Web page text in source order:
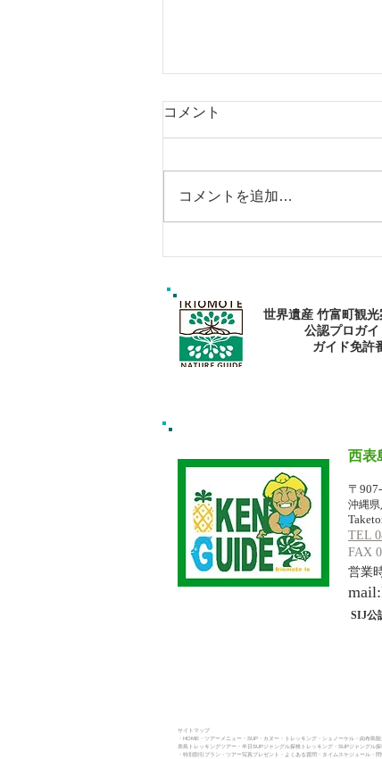
コメント
コメントを追加…
世界遺産 竹富町観光
公認プロガイ
ガイド免許
西表
〒
沖縄
TEL
FAX
営業
mail:
SIJ公
サイトマップ
・HOME
・ツアーメニュー ・SUP ・カヌー ・トレッキング​ ・シュノーケル・ 由布島観
表島トレッキングツアー・ 半日SUPジャングル探検トレッキング ・ SUPジャングル
・ 特別割引プラン ・ ツアー写真プレゼント ・よくある質問 ・タイムスケジュール ・